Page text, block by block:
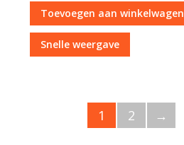
Toevoegen aan winkelwagen
Snelle weergave
1 2 →